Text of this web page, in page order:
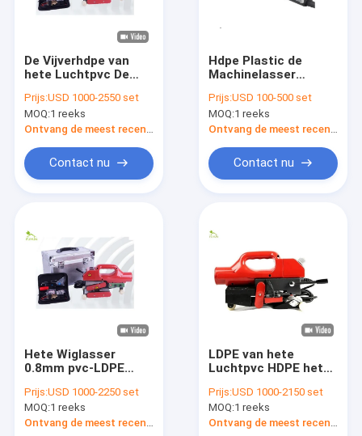
Fabrieksreis
Verzoek om een Citaat
News
Geomembranestof
composiet geomembraan
Niet-geweven Geotextile Stof
Glasvezel geogrid
Erosiecontrole Geomat
De Vijverhdpe van
hete Luchtpvc De
van het
Lassenmachine
0.55mm van
Prijs:USD 1000-2550 set
MOQ:1 reeks
Ontvang de meest recente Prijs
Contact nu
Hdpe Plastic de
Machinelasser
van het Hete
Luchtlassen
Prijs:USD 100-500 set
MOQ:1 reeks
Ontvang de meest recente Prijs
Contact nu
Hete Wiglasser
0.8mm pvc-LDPE
Waterstorage-Vijver
Prijs:USD 1000-2250 set
MOQ:1 reeks
Ontvang de meest recente Prijs
LDPE van hete
Luchtpvc HDPE het
0.75mm van
Geomembrane Dikte
Prijs:USD 1000-2150 set
MOQ:1 reeks
Ontvang de meest recente Prijs